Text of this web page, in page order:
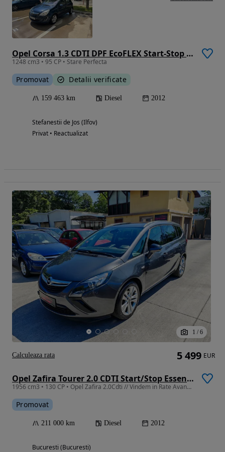
Opel Corsa 1.3 CDTI DPF EcoFLEX Start-Stop Navi
1248 cm3 • 95 CP • Stare Perfecta
Promovat Detalii verificate
159 463 km Diesel 2012
Stefanestii de Jos (Ilfov)
Privat • Reactualizat
1 / 6
Opel Zafira Tourer 2.0 CDTI Start/Stop Essentia
1956 cm3 • 130 CP • Opel Zafira 2.0Cdti // Vindem in Rate Avans Zero cu Buletinul //
Promovat
211 000 km Diesel 2012
Bucuresti (Bucuresti)
5 499 EUR
Calculeaza rata